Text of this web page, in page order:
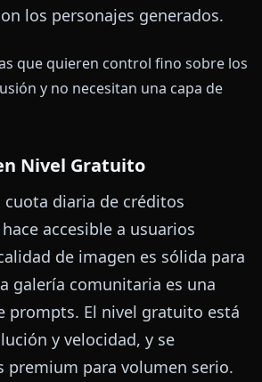
los personajes generados.
que quieren control fino sobre los
y no necesitan una capa de
Nivel Gratuito
cuota diaria de créditos
accesible a usuarios
de imagen es sólida para
galería comunitaria es una
prompts. El nivel gratuito está
y velocidad, y se
premium para volumen serio.